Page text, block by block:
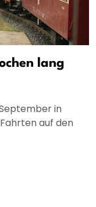
lang
in
auf den